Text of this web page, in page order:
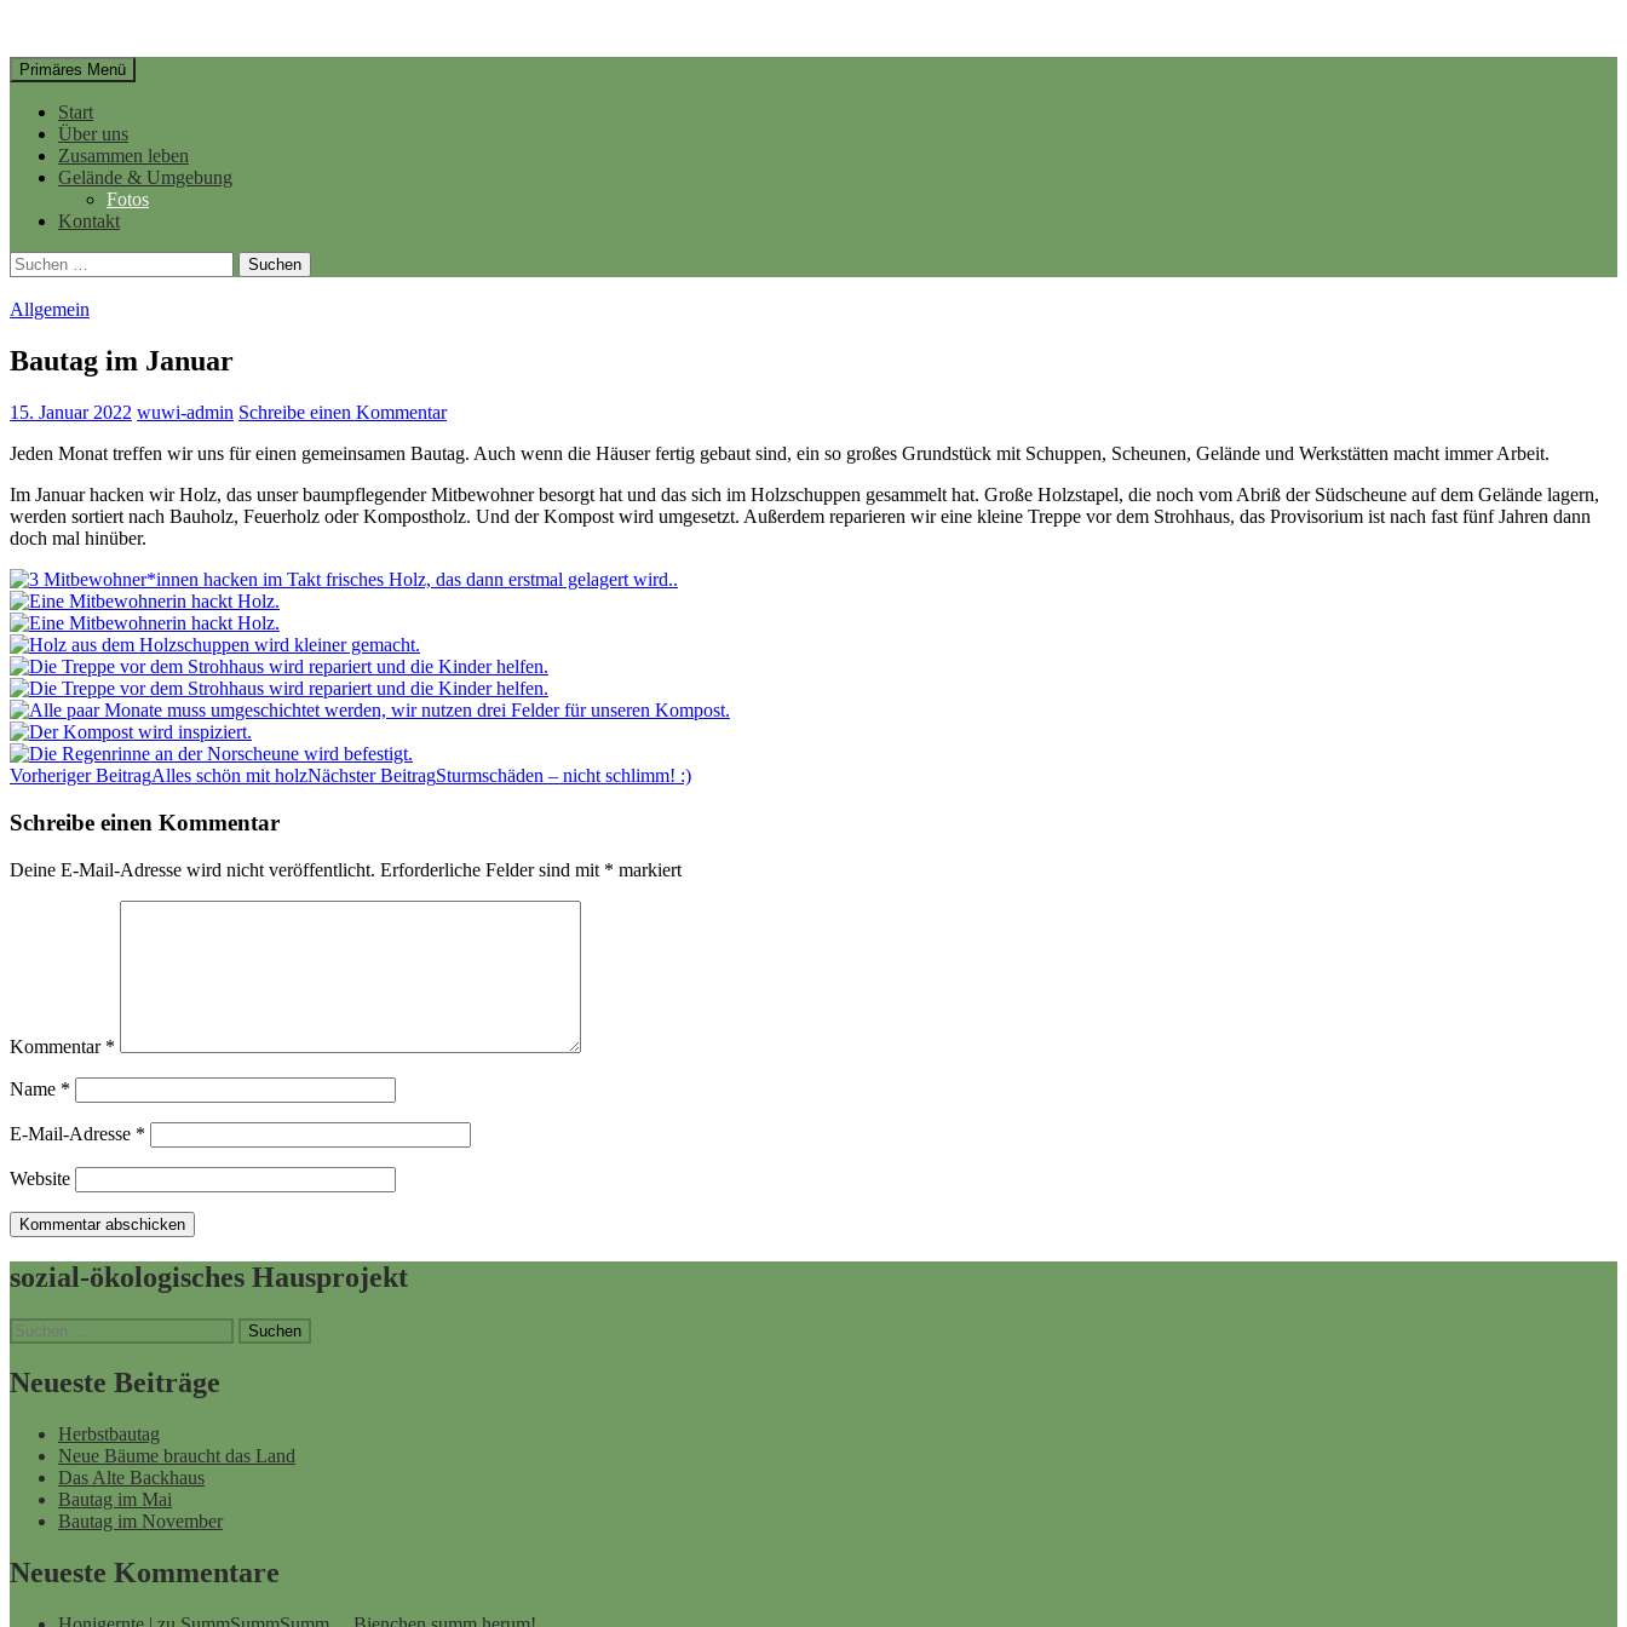
Suchen
Primäres Menü
zum
Start
Über uns
Zusammen leben
Gelände & Umgebung
Fotos
Kontakt
Suchen
nach:
Allgemein
Bautag im Januar
15. Januar 2022 wuwi-admin Schreibe einen Kommentar
Jeden Monat treffen wir uns für einen gemeinsamen Bautag. Auch wenn die Häuser fertig gebaut sind, ein so großes Grundstück mit Schuppen, Scheunen, Gelände und Werkstätten macht immer Arbeit.
Im Januar hacken wir Holz, das unser baumpflegender Mitbewohner besorgt hat und das sich im Holzschuppen gesammelt hat. Große Holzstapel, die noch vom Abriß der Südscheune auf dem Gelände lagern,
werden sortiert nach Bauholz, Feuerholz oder Kompostholz. Und der Kompost wird umgesetzt. Außerdem reparieren wir eine kleine Treppe vor dem Strohhaus, das Provisorium ist nach fast fünf Jahren dann
doch mal hinüber.
Beitrags-
Navigation
Vorheriger BeitragAlles schön mit holzNächster BeitragSturmschäden – nicht schlimm! :)
Schreibe einen Kommentar
Deine E-Mail-Adresse wird nicht veröffentlicht. Erforderliche Felder sind mit * markiert
Kommentar *
Name *
E-Mail-Adresse *
Website
sozial-ökologisches Hausprojekt
Suchen
nach:
Neueste Beiträge
Herbstbautag
Neue Bäume braucht das Land
Das Alte Backhaus
Bautag im Mai
Bautag im November
Neueste Kommentare